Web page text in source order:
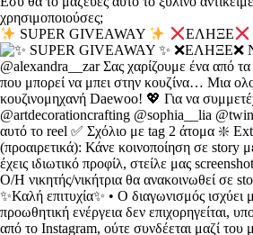
SUPER GIVEAWAY ΕΛΗΞΕ